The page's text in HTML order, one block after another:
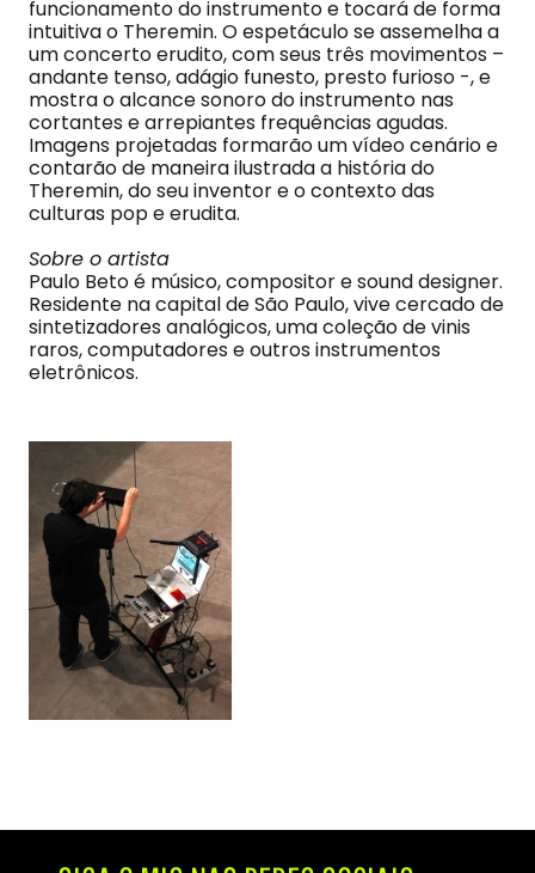
funcionamento do instrumento e tocará de forma
intuitiva o Theremin. O espetáculo se assemelha a
um concerto erudito, com seus três movimentos –
andante tenso, adágio funesto, presto furioso -, e
mostra o alcance sonoro do instrumento nas
cortantes e arrepiantes frequências agudas.
Imagens projetadas formarão um vídeo cenário e
contarão de maneira ilustrada a história do
Theremin, do seu inventor e o contexto das
culturas pop e erudita.
Sobre o artista
Paulo Beto é músico, compositor e sound designer.
Residente na capital de São Paulo, vive cercado de
sintetizadores analógicos, uma coleção de vinis
raros, computadores e outros instrumentos
eletrônicos.